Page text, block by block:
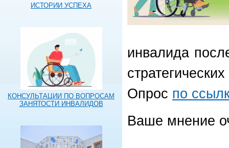
ИСТОРИИ УСПЕХА
КОНСУЛЬТАЦИИ ПО ВОПРОСАМ
ЗАНЯТОСТИ ИНВАЛИДОВ
инвалида
Опрос по
Ваше мнение